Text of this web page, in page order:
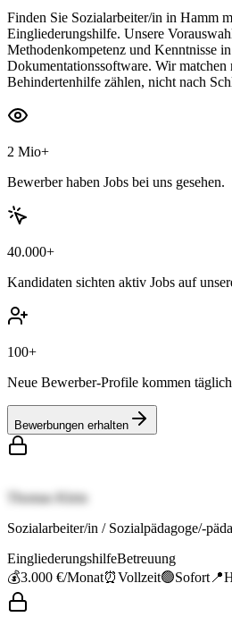
Finden Sie Sozialarbeiter/in in Hamm
Eingliederungshilfe. Unsere
Methodenkompetenz und Kenntnisse
Dokumentationssoftware. Wir
Behindertenhilfe zählen, nicht nach
2 Mio+
Bewerber haben Jobs bei uns gesehen.
40.000+
Kandidaten sichten aktiv Jobs auf
100+
Neue Bewerber-Profile kommen
Bewerbungen erhalten
Thomas Klein
Sozialarbeiter/in / Sozialpädagoge/-
EingliederungshilfeBetreuung
💰3.000 €/Monat⏰Vollzeit🟢Sofort 📍